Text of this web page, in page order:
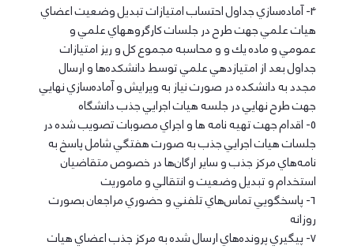
4- آماده‌سازي جداول احتساب امتيازات تبديل وضعيت اعضاي
هيات علمي جهت طرح در جلسات كارگروههاي علمي و
عمومي و ماده يك و و محاسبه مجموع كل و ريز امتيازات
جداول بعد از امتيازدهي علمي توسط دانشكده‌ها و ارسال
مجدد به دانشكده در صورت نياز به ويرايش و آماده‌سازي نهايي
جهت طرح نهايي در جلسه هيات اجرايي جذب دانشگاه
5- اقدام جهت تهيه نامه ها و اجراي مصوبات تصويب شده در
جلسات هيات اجرايي جذب به صورت هفتگي شامل پاسخ به
نامه‌هاي مركز جذب و ساير ارگان‌ها در خصوص متقاضيان
استخدام و تبديل وضعيت و انتقالي و ماموريت
6- پاسخگويي تماس‌هاي تلفني و حضوري مراجعان بصورت
روزانه
7- پيگيري پرونده‌هاي ارسال شده به مركز جذب اعضاي هيات